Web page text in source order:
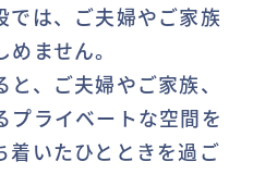
では、ご夫婦やご家族
ません。
、ご夫婦やご家族、
プライベートな空間を
着いたひとときを過ご